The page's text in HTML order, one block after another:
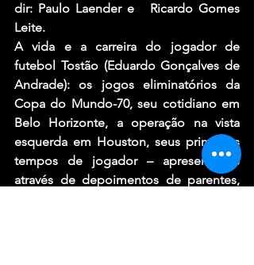
dir: Paulo Laender e   Ricardo Gomes
Leite.
A vida e a carreira do jogador de
futebol Tostão (Eduardo Gonçalves de
Andrade): os jogos eliminatórios da
Copa do Mundo-70, seu cotidiano em
Belo Horizonte, a operação na vista
esquerda em Houston, seus primeiros
tempos de jogador – apresentados
através de depoimentos de parentes,